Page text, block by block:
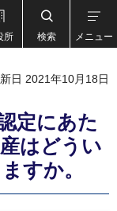
所 検索 メニュー
日 2021年10月18日
定にあた
はどうい
すか。